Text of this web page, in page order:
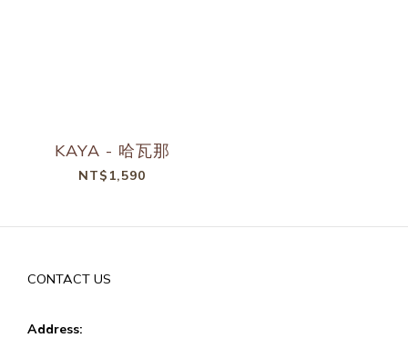
KAYA - 哈瓦那
NT$1,590
CONTACT US
Address: